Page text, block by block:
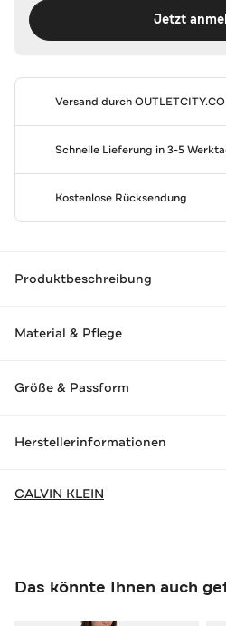
Jetzt
Versand durch
Schnelle Lieferung in 3-5
Kostenlose Rücksendung
Produktbeschreibung
Material & Pflege
Größe & Passform
Herstellerinformationen
CALVIN KLEIN
Das könnte Ihnen auch